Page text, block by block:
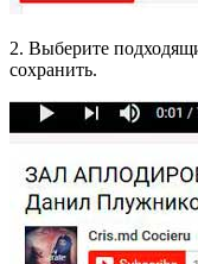
2. Выберите
сохранить.